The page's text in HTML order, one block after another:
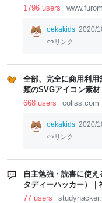
1796 users
oekakids 2020/
リンク
全部、完全に商用利
類のSVGアイコン素
668 users
coliss.com
oekakids 2020/
リンク
自主勉強・読書に使
タディーハッカー）
77 users